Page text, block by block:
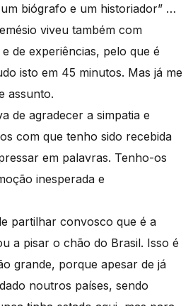
biógrafo e um historiador” …
viveu também com
de experiências, pelo que é
isto em 45 minutos. Mas já me
assunto.
de agradecer a simpatia e
com que tenho sido recebida
em palavras. Tenho-os
inesperada e
partilhar convosco que é a
a pisar o chão do Brasil. Isso é
grande, porque apesar de já
noutros países, sendo